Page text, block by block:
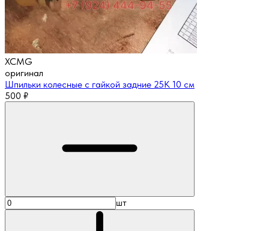
XCMG
оригинал
Шпильки колесные с гайкой задние 25К 10 см
500 ₽
шт